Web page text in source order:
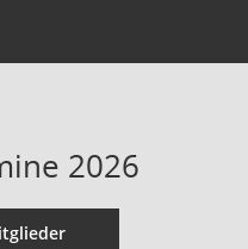
2026